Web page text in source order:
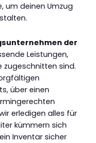
um deinen Umzug
der
Leistungen,
zugeschnitten sind.
über einen
erledigen alles für
kümmern sich
Inventar sicher